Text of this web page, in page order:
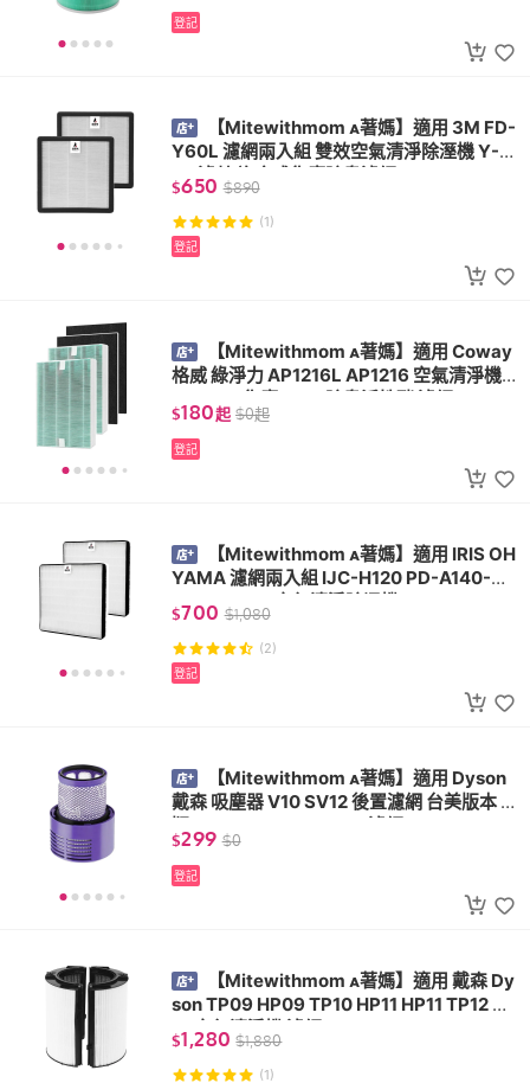
登記
【Mitewithmom 著媽】適用 3M FD-
Y60L 濾網兩入組 雙效空氣清淨除溼機 Y-6
0F 濾芯 複合式集塵除臭濾網
$650 $890
(1)
登記
【Mitewithmom 著媽】適用 Coway
格威 綠淨力 AP1216L AP1216 空氣清淨機 3
103430 集塵HEPA除臭活性碳 濾網
$180起 $0起
登記
【Mitewithmom 著媽】適用 IRIS OH
YAMA 濾網兩入組 IJC-H120 PD-A140-W I
JC-H120HF 空氣清淨除濕機
$700 $1,080
(2)
登記
【Mitewithmom 著媽】適用 Dyson
戴森 吸塵器 V10 SV12 後置濾網 台美版本 長
版 969082-01 969082 濾網
$299 $0
登記
【Mitewithmom 著媽】適用 戴森 Dy
son TP09 HP09 TP10 HP11 HP11 TP12 HP
12 空氣清淨機 濾網
$1,280 $1,880
(1)